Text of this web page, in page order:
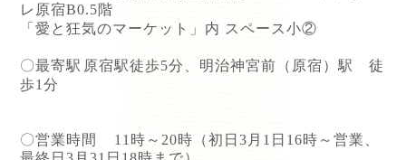
レ原宿B0.5階
「愛と狂気のマーケット」内 スペース小②
〇最寄駅 原宿駅徒歩5分、明治神宮前（原宿）駅 徒
歩1 分
〇営業時間 11 時～ 20時（初日 3 月 1 日 16時～営業、